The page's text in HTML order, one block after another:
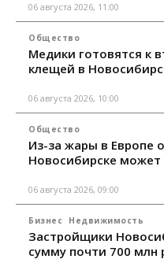
06 августа 2026, 11:00
Общество
Медики готовятся к
клещей в
06 августа 2026, 10:00
Общество
Из-за жары в Европе
Новосибирске
06 августа 2026, 09:00
Бизнес Недвижимость
Застройщики
сумму почти 700 млн